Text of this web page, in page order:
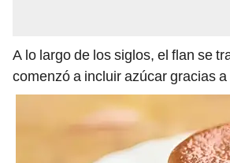
A lo largo de los siglos, el flan se
comenzó a incluir azúcar gracias